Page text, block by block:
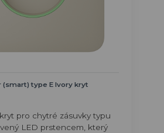
(smart) type E Ivory kryt
pro chytré zásuvky typu
LED prstencem, který